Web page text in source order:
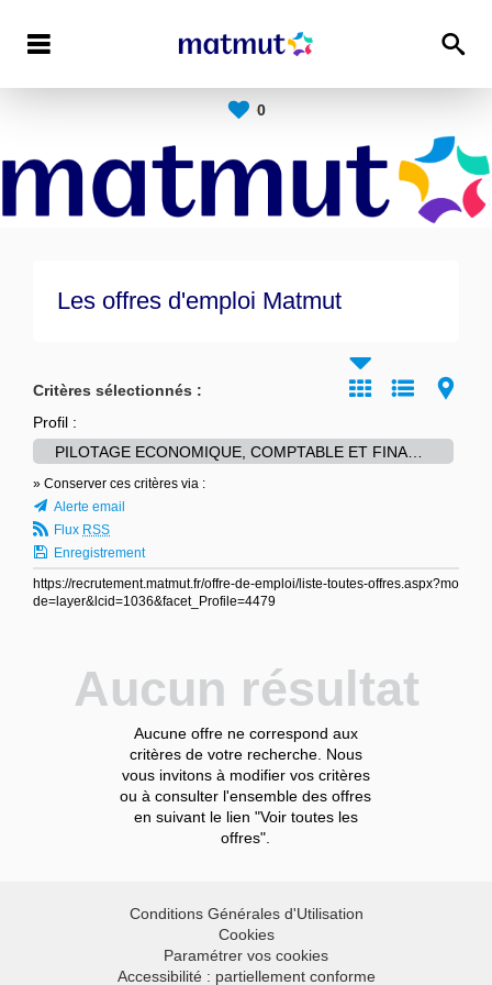
0
Les offres d'emploi Matmut
Critères sélectionnés :
Profil :
» Conserver ces critères via :
Alerte email
Flux RSS
Enregistrement
https://recrutement.matmut.fr/offre-de-emploi/liste-toutes-offres.aspx?mo
de=layer&lcid=1036&facet_Profile=4479
Aucun résultat
Aucune offre ne correspond aux
critères de votre recherche. Nous
vous invitons à modifier vos critères
ou à consulter l'ensemble des offres
en suivant le lien "Voir toutes les
offres".
Conditions Générales d'Utilisation
Cookies
Paramétrer vos cookies
Accessibilité : partiellement conforme